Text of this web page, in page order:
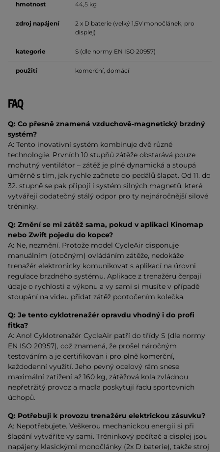
hmotnost 44,5 kg
zdroj napájení
2 x D baterie (velký 1,5V monočlánek, pro
displej)
kategorie S (dle normy EN ISO 20957)
použití komerční, domácí
FAQ
Q: Co přesně znamená vzduchově-magnetický brzdný
systém?
A: Tento inovativní systém kombinuje dvě různé
technologie. Prvních 10 stupňů zátěže obstarává pouze
mohutný ventilátor – zátěž je plně dynamická a stoupá
úměrně s tím, jak rychle začnete do pedálů šlapat. Od 11. do
32. stupně se pak připojí i systém silných magnetů, které
vytvářejí dodatečný stálý odpor pro ty nejnáročnější silové
tréninky.
Q: Změní se mi zátěž sama, pokud v aplikaci Kinomap
nebo Zwift pojedu do kopce?
A: Ne, nezmění. Protože model CycleAir disponuje
manuálním (otočným) ovládáním zátěže, nedokáže
trenažér elektronicky komunikovat s aplikací na úrovni
regulace brzdného systému. Aplikace z trenažéru čerpají
údaje o rychlosti a výkonu a vy sami si musíte v případě
stoupání na videu přidat zátěž pootočením kolečka.
Q: Je tento cyklotrenažér opravdu vhodný i do profi
fitka?
A: Ano! Cyklotrenažér CycleAir patří do třídy S (dle normy
EN ISO 20957), což znamená, že prošel náročným
testováním a je certifikován i pro plně komerční,
každodenní využití. Jeho pevný ocelový rám snese
maximální zatížení až 160 kg, zátěžová kola zvládnou
nepřetržitý provoz a madla poskytují řadu sportovních
úchopů.
Q: Potřebuji k provozu trenažéru elektrickou zásuvku?
A: Nepotřebujete. Veškerou mechanickou energii si při
šlapání vytváříte vy sami. Tréninkový počítač a displej jsou
napájeny klasickými monočlánky (2x D baterie), takže stroj